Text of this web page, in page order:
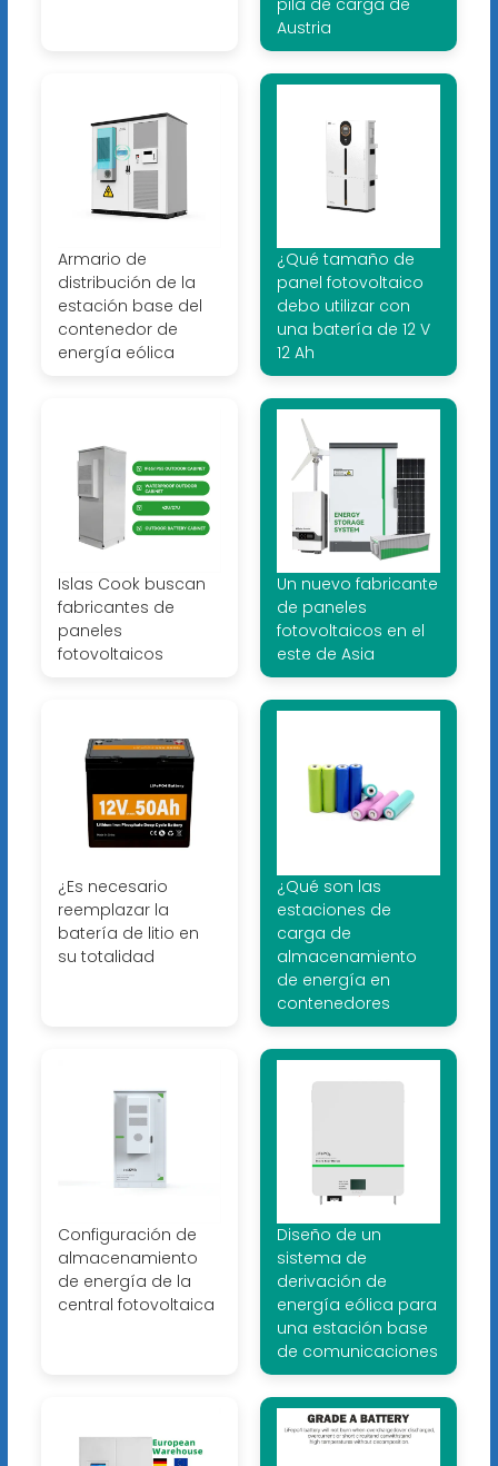
Austria
Armario de
distribución de la
estación base del
contenedor de
energía eólica
¿Qué tamaño de
panel fotovoltaico
debo utilizar con
una batería de 12 V
12 Ah
Islas Cook buscan
fabricantes de
paneles
fotovoltaicos
Un nuevo fabricante
de paneles
fotovoltaicos en el
este de Asia
¿Es necesario
reemplazar la
batería de litio en
su totalidad
¿Qué son las
estaciones de
carga de
almacenamiento
de energía en
contenedores
Configuración de
almacenamiento
de energía de la
central fotovoltaica
Diseño de un
sistema de
derivación de
energía eólica para
una estación base
de comunicaciones